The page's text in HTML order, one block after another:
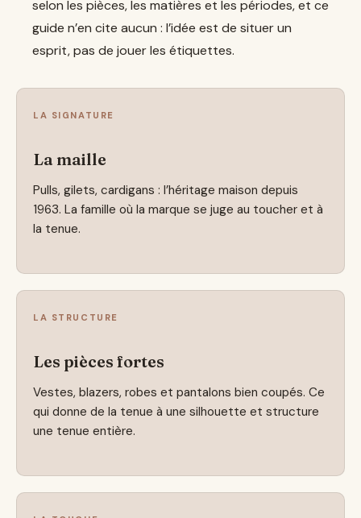
selon les pièces, les matières et les périodes, et ce
guide n’en cite aucun : l’idée est de situer un
esprit, pas de jouer les étiquettes.
LA SIGNATURE
La maille
Pulls, gilets, cardigans : l’héritage maison depuis
1963. La famille où la marque se juge au toucher et à
la tenue.
LA STRUCTURE
Les pièces fortes
Vestes, blazers, robes et pantalons bien coupés. Ce
qui donne de la tenue à une silhouette et structure
une tenue entière.